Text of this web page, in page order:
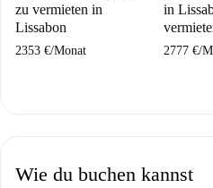
zu vermieten in
Lissabon
2353 €/Monat
in
2777 €/
Wie du buchen kannst